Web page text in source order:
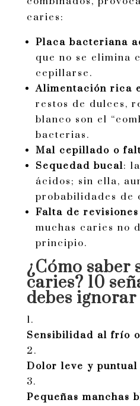
caries:
Placa bacteriana
que no se elimina
cepillarse.
Alimentación rica
restos de dulces,
blanco son el
bacterias.
Mal cepillado o
Sequedad bucal:
ácidos; sin ella,
probabilidades de
Falta de
muchas caries no
principio.
¿Cómo saber
caries? 10
debes ignorar
Sensibilidad al frío
Dolor leve y
Pequeñas manchas